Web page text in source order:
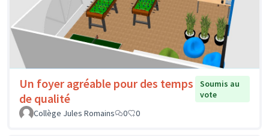
Un foyer agréable pour des temps
de qualité
Soumis au
vote
Collège Jules Romains
0 0